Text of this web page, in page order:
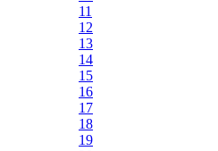
11
12
13
14
15
16
17
18
19